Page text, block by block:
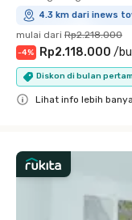
4.3 km dari inews
mulai dari Rp2.218.000
-4% Rp2.118.000 /
Diskon di bulan
Lihat info lebih